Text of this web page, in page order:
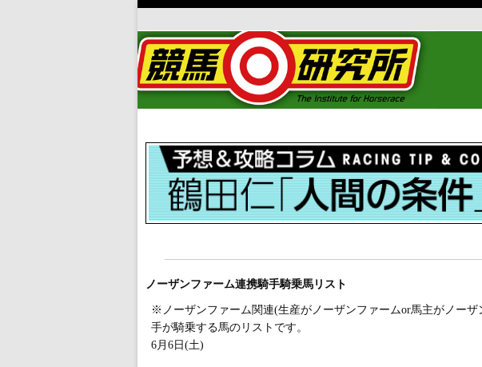
ノーザンファーム連携騎手騎乗馬リスト
※ノーザンファーム関連(生産がノーザンファームor馬主がノー
手が騎乗する馬のリストです。
6月6日(土)